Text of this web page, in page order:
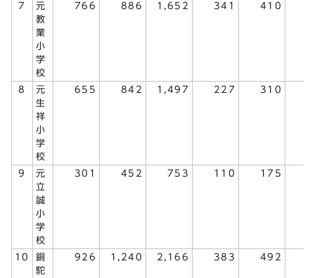
7
元
教
業
小
学
校
766 886 1,652 341 410
8
元
生
祥
小
学
校
655 842 1,497 227 310
9
元
立
誠
小
学
校
301 452 753 110 175
10
銅
駝
926 1,240 2,166 383 492